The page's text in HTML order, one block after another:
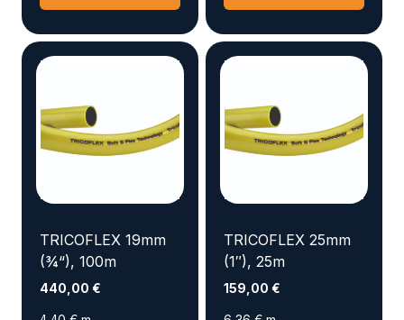
TRICOFLEX 19mm
(¾“), 100m
440,00 €
TRICOFLEX 25mm
(1″), 25m
159,00 €